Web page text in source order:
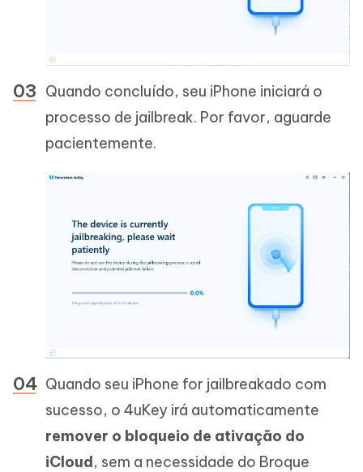
Quando concluído, seu iPhone iniciará o
processo de jailbreak. Por favor, aguarde
pacientemente.
Quando seu iPhone for jailbreakado com
sucesso, o 4uKey irá automaticamente
remover o bloqueio de ativação do
iCloud, sem a necessidade do Broque